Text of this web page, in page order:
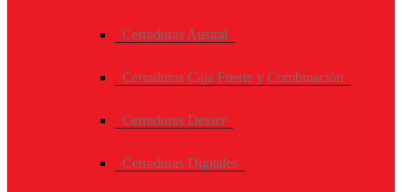
Cerraduras Austral
Cerraduras Caja Fuerte y Combinación
Cerraduras Dexter
Cerraduras Digitales